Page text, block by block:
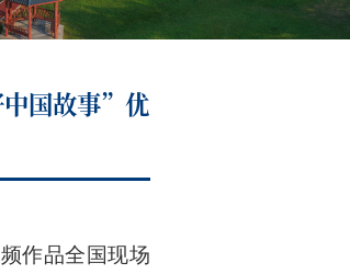
中国故事”优
作品全国现场